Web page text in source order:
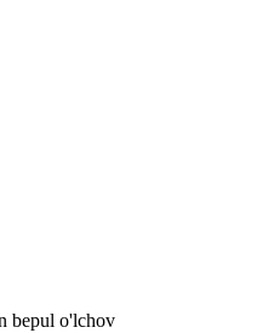
bepul o'lchov